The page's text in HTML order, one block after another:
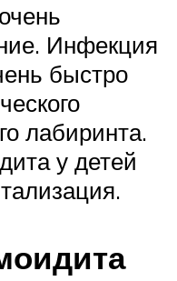
Инфекция
быстро
лабиринта.
у детей